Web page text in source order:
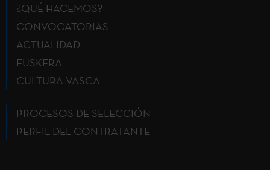
¿QUÉ HACEMOS?
CONVOCATORIAS
ACTUALIDAD
EUSKERA
CULTURA VASCA
PROCESOS DE SELECCIÓN
PERFIL DEL CONTRATANTE